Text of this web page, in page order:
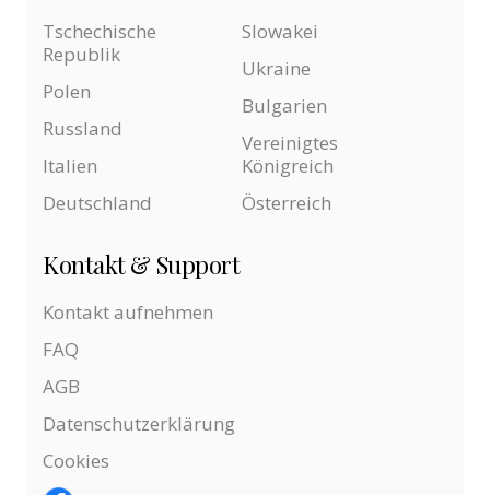
Tschechische
Republik
Polen
Russland
Italien
Deutschland
Slowakei
Ukraine
Bulgarien
Vereinigtes
Königreich
Österreich
Kontakt & Support
Kontakt aufnehmen
FAQ
AGB
Datenschutzerklärung
Cookies